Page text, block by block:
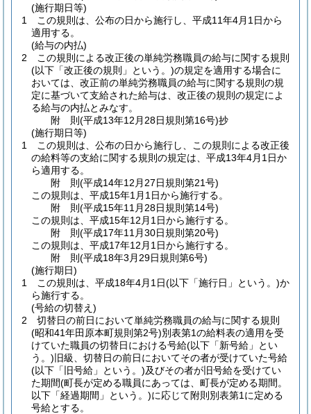
(施行期日等)
1
この規則は、公布の日から施行し、平成11年4月1日から
適用する。
(給与の内払)
2
この規則による改正後の単純労務職員の給与に関する規則
(以下「改正後の規則」という。)の規定を適用する場合に
おいては、改正前の単純労務職員の給与に関する規則の規
定に基づいて支給された給与は、改正後の規則の規定によ
る給与の内払とみなす。
附 則(平成13年12月28日規則第16号)抄
(施行期日等)
1
この規則は、公布の日から施行し、この規則による改正後
の給料等の支給に関する規則の規定は、平成13年4月1日か
ら適用する。
附 則(平成14年12月27日規則第21号)
この規則は、平成15年1月1日から施行する。
附 則(平成15年11月28日規則第14号)
この規則は、平成15年12月1日から施行する。
附 則(平成17年11月30日規則第20号)
この規則は、平成17年12月1日から施行する。
附 則(平成18年3月29日規則第6号)
(施行期日)
1
この規則は、平成18年4月1日(以下「施行日」という。)か
ら施行する。
(号給の切替え)
2
切替日の前日において単純労務職員の給与に関する規則
(昭和41年田原本町規則第2号)別表第1の給料表の適用を受
けていた職員の切替日における号給(以下「新号給」とい
う。) 旧級、切替日の前日においてその者が受けていた号給
(以下「旧号給」という。)及びその者が旧号給を受けてい
た期間(町長が定める職員にあっては、町長が定める期間。
以下「経過期間」という。)に応じて附則別表第1に定める
号給とする。